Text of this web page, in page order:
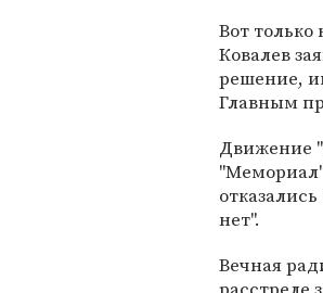
Вот
Ковалев
решение,
Главным
Движение
нет".
Вечная